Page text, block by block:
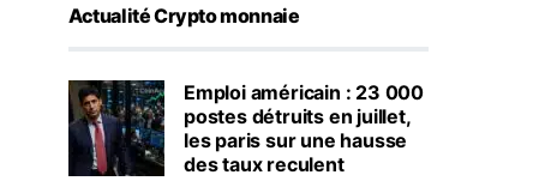
Actualité Crypto monnaie
Emploi américain : 23 000
postes détruits en juillet,
les paris sur une hausse
des taux reculent